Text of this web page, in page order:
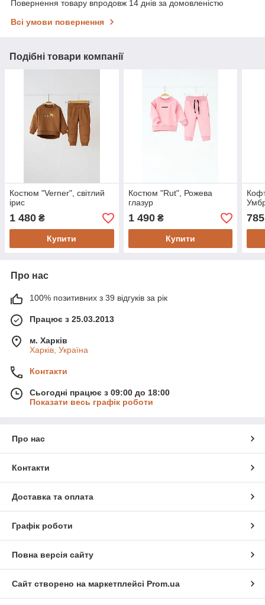
Повернення товару впродовж 14 днів за домовленістю
Всі умови повернення
Подібні товари компанії
Костюм "Verner", світлий
ірис
1 480 ₴
Купити
Костюм "Rut", Рожева
глазур
1 490₴
Купити
785
Про нас
100% позитивних з 39 відгуків за рік
Працює з 25.03.2013
м. Харків
Харків, Україна
Контакти
Сьогодні працює з 09:00 до 18:00
Показати весь графік роботи
Про нас
Контакти
Доставка та оплата
Графік роботи
Повна версія сайту
Сайт створено на маркетплейсі Prom.ua